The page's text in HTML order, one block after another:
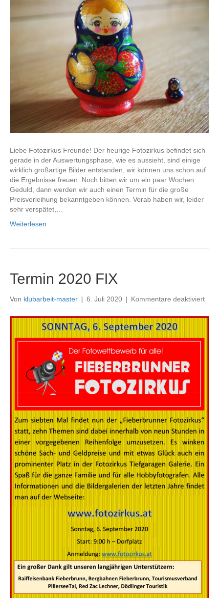
Liebe Fotozirkus Freunde! Der heurige Fotozirkus befindet sich
gerade in der Auswertungsphase, wie es aussieht, sind einige
wirklich großartige Bilder entstanden, wir können uns schon auf
die Ergebnisse freuen. Noch bitten wir um ein paar Wochen
Geduld, dann werden wir auch einen Termin für die große
Preisverleihung bekanntgeben können. Vorab haben wir, leider
sehr verspätet,…
Weiterlesen
Termin 2020 FIX
Von klubarbeit-master | 6. Juli 2020 | Kommentare deaktiviertfür